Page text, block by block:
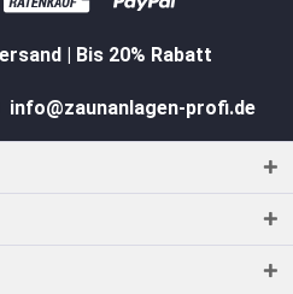
| Bis 20% Rabatt
info@zaunanlagen-profi.de